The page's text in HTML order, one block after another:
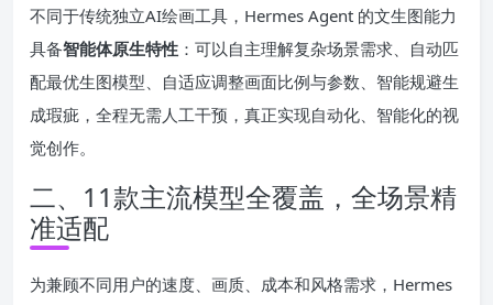
不同于传统独立AI绘画工具，Hermes Agent 的文生图能力
具备智能体原生特性 ：可以自主理解复杂场景需求、自动匹
配最优生图模型、自适应调整画面比例与参数、智能规避生
成瑕疵，全程无需人工干预，真正实现自动化、智能化的视
觉创作。
二、11款主流模型全覆盖，全场景精
准适配
为兼顾不同用户的速度、画质、成本和风格需求，Hermes